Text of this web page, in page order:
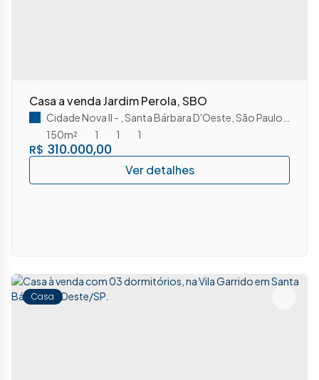
Casa a venda Jardim Perola, SBO
R$ 310.000,00
Cidade Nova II Santa Bárbara D'Oeste São Paulo
1
1
150m² 1
Casa